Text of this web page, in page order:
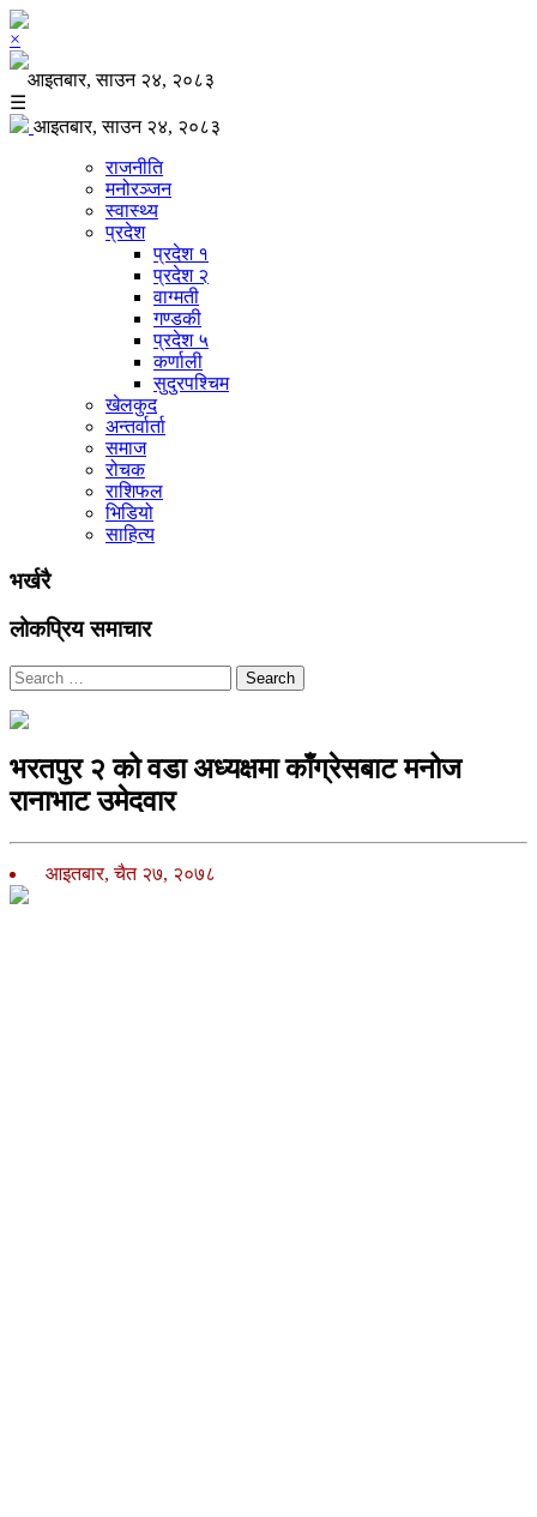
×
आइतबार, साउन २४, २०८३
☰
आइतबार, साउन २४, २०८३
राजनीति
मनोरञ्जन
स्वास्थ्य
प्रदेश
प्रदेश १
प्रदेश २
वाग्मती
गण्डकी
प्रदेश ५
कर्णाली
सुदुरपश्चिम
खेलकुद
अन्तर्वार्ता
समाज
रोचक
राशिफल
भिडियो
साहित्य
भर्खरै
लोकप्रिय समाचार
Search
भरतपुर २ को वडा अध्यक्षमा काँग्रेसबाट मनोज
रानाभाट उमेदवार
आइतबार, चैत २७, २०७८